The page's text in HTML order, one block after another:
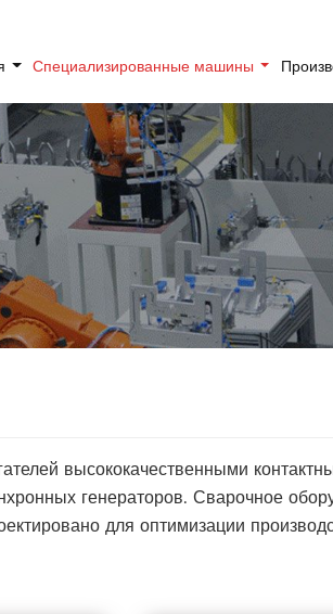
Специализированные машины
высококачественными
генераторов. Сварочное
для оптимизации